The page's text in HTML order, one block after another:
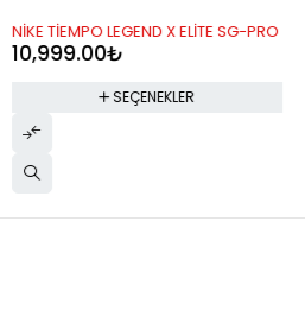
NİKE TİEMPO LEGEND X ELİTE SG-PRO
10,999.00₺
SEÇENEKLER